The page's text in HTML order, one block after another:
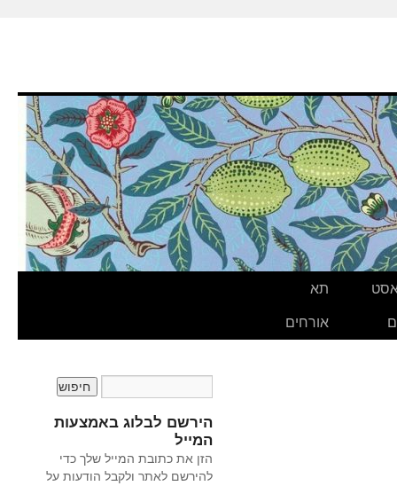
תא
אורחים
הירשם לבלוג באמצעות
המייל
הזן את כתובת המייל שלך כדי
להירשם לאתר ולקבל הודעות על